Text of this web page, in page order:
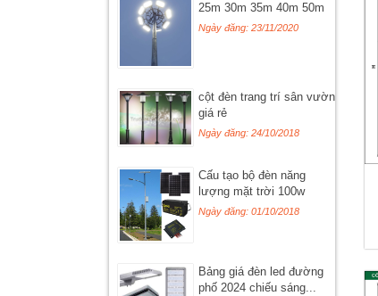
25m 30m 35m 40m 50m
Ngày đăng: 23/11/2020
cột đèn trang trí sân vườn
giá rẻ
Ngày đăng: 24/10/2018
Cấu tạo bộ đèn năng
lượng mặt trời 100w
Ngày đăng: 01/10/2018
Bảng giá đèn led đường
phố 2024 chiếu sáng...